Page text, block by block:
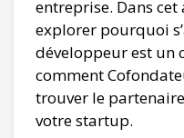
entreprise. Dans
explorer pourquoi
développeur est un
comment
trouver le
votre startup.